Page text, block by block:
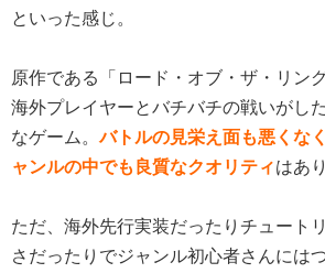
といった感じ。
原作である「ロード・オブ・ザ・リン
海外プレイヤーとバチバチの戦いがし
なゲーム。バトルの見栄え面も悪くな
ャンルの中でも良質なクオリティはあ
ただ、海外先行実装だったりチュート
さだったりでジャンル初心者さんには